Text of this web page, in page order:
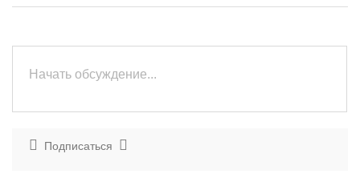
Подписаться